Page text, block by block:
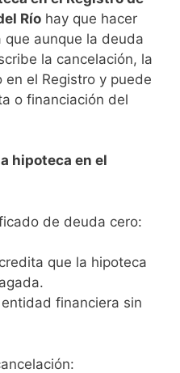
Río hay que hacer
aunque la deuda
la cancelación, la
el Registro y puede
o financiación del
hipoteca en el
de deuda cero:
que la hipoteca
financiera sin